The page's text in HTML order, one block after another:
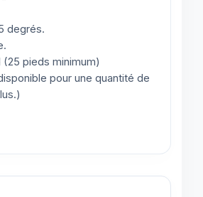
degrés.
(25 pieds minimum)
pour une quantité de